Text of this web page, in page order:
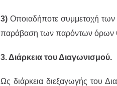
3) Οποιαδήποτε συμμετοχή
παράβαση των παρόντων όρων
3. Διάρκεια του Διαγωνισμού.
Ως διάρκεια διεξαγωγής του